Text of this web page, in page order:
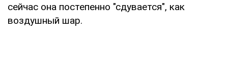
сейчас она постепенно "сдувается", как
воздушный шар.